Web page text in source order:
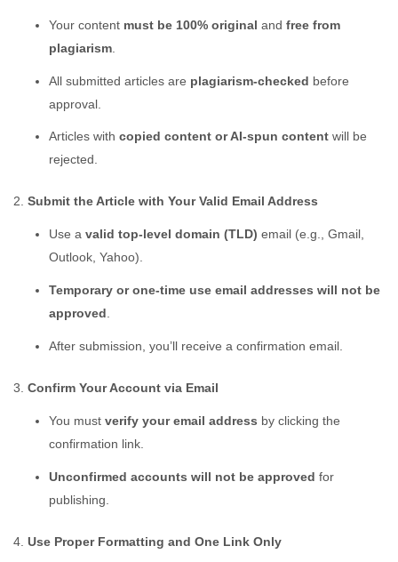
Your content must be 100% original and free from
plagiarism
All submitted articles are plagiarism-checked before
approval.
Articles with copied content or AI-spun content will be
rejected.
Submit the Article with Your Valid Email Address
Use a valid top-level domain (TLD) email (e.g., Gmail,
Outlook, Yahoo).
Temporary or one-time use email addresses will not be
approved
After submission, you’ll receive a confirmation email.
Confirm Your Account via Email
You must verify your email address by clicking the
confirmation link.
Unconfirmed accounts will not be approved for
publishing.
Use Proper Formatting and One Link Only